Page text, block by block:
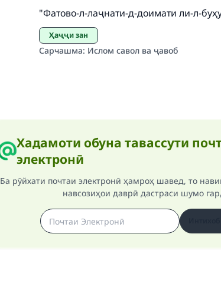
"Фатово-л-лаҷнати-д-доимати ли-л-
Ҳаҷҷи зан
Сарчашма: Ислом савол ва ҷавоб
Хадамоти обуна тавассути
электронӣ
Ба рӯйхати почтаи электронӣ ҳамроҳ шавед, то
навсозиҳои даврӣ дастраси шумо